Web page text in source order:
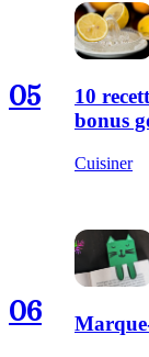
05
10
bonus
Cuisiner
06